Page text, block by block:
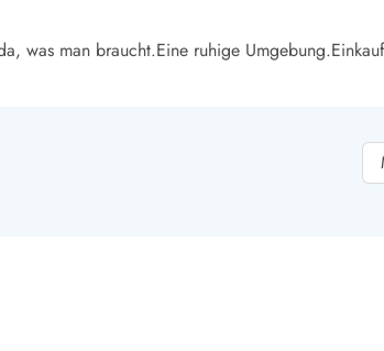
was man braucht.Eine ruhige